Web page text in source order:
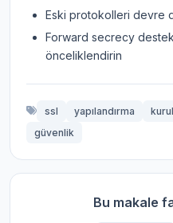
Eski protokolleri devre
Forward secrecy
önceliklendirin
ssl yapılandırma
güvenlik
Bu makale